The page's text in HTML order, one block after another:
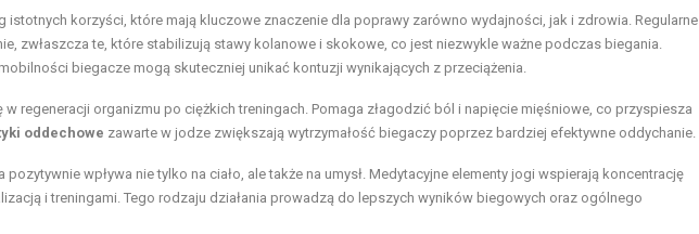
istotnych korzyści, które mają kluczowe znaczenie dla poprawy zarówno wydajności, jak i zdrowia. Regularne
zwłaszcza te, które stabilizują stawy kolanowe i skokowe, co jest niezwykle ważne podczas biegania.
biegacze mogą skuteczniej unikać kontuzji wynikających z przeciążenia.
regeneracji organizmu po ciężkich treningach. Pomaga złagodzić ból i napięcie mięśniowe, co przyspiesza
oddechowe zawarte w jodze zwiększają wytrzymałość biegaczy poprzez bardziej efektywne oddychanie.
wpływa nie tylko na ciało, ale także na umysł. Medytacyjne elementy jogi wspierają koncentrację
i treningami. Tego rodzaju działania prowadzą do lepszych wyników biegowych oraz ogólnego